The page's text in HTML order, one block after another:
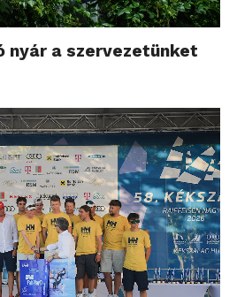
nyár a szervezetünket